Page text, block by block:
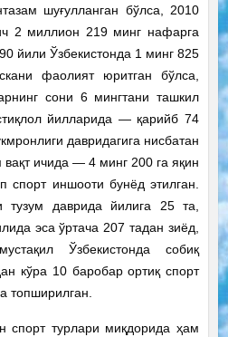
шуғулланган бўлса, 2010
2 миллион 219 минг нафарга
йили Ўзбекистонда 1 минг 825
фаолият юритган бўлса,
сони 6 мингтани ташкил
йилларида — қарийб 74
давридагига нисбатан
ичида — 4 минг 200 га яқин
спорт иншооти бунёд этилган.
тузум даврида йилига 25 та,
эса ўртача 207 тадан зиёд,
Ўзбекистонда собиқ
кўра 10 баробар ортиқ спорт
топширилган.
спорт турлари миқдорида ҳам